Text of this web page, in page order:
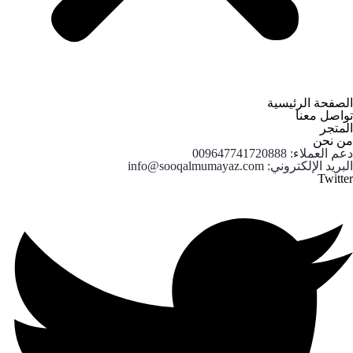
الصفحة الرئيسية
تواصل معنا
المتجر
من نحن
دعم العملاء: 009647741720888
البريد الإلكتروني: info@sooqalmumayaz.com
Twitter